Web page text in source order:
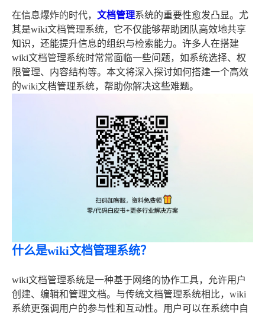
在信息爆炸的时代， 文档管理系统的重要性愈发凸显。尤
其是wiki文档管理系统，它不仅能够帮助团队高效地共享
知识，还能提升信息的组织与检索能力。许多人在搭建
wiki文档管理系统时常常面临一些问题，如系统选择、权
限管理、内容结构等。本文将深入探讨如何搭建一个高效
的wiki文档管理系统，帮助你解决这些难题。
什么是wiki文档管理系统？
wiki文档管理系统是一种基于网络的协作工具，允许用户
创建、编辑和管理文档。与传统文档管理系统相比，wiki
系统更强调用户的参与性和互动性。用户可以在系统中自